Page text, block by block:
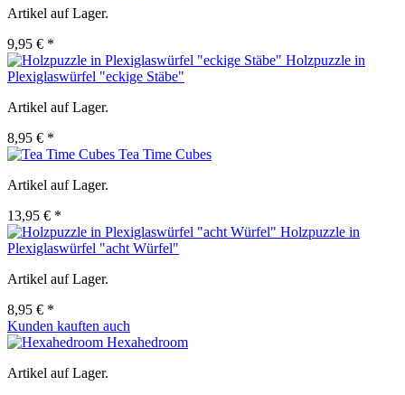
Artikel auf Lager.
9,95 € *
Holzpuzzle in
Plexiglaswürfel "eckige Stäbe"
Artikel auf Lager.
8,95 € *
Tea Time Cubes
Artikel auf Lager.
13,95 € *
Holzpuzzle in
Plexiglaswürfel "acht Würfel"
Artikel auf Lager.
8,95 € *
Kunden kauften auch
Hexahedroom
Artikel auf Lager.